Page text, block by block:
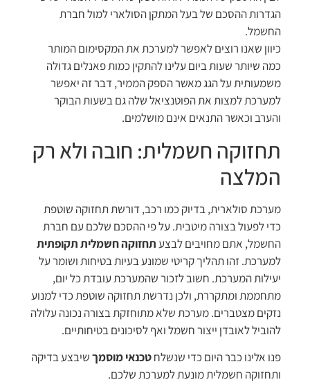
הגדרות ההסכם של בעל המתקן הסולארי למול חברת
החשמל.
כיוון שאנו רוצים לאפשר למערכת את המקסימום המותר
כמה שיותר שעות ביום עלינו להתקין כמות פאנלים גדולה
משמעותית על הגג מאשר הספק הממיר, דבר זה יאפשר
למערכת למצות את הפוטנציאל שלה גם בשעות הבוקר
והערב וכאשר התנאים אינם מושלמים.
תחזוקה חשמלית: חובה ולא רק
המלצה
מערכת סולארית, בדיוק כמו רכב, דורשת תחזוקה שוטפת
כדי לפעול בצורה מיטבית. על פי ההסכם שלכם עם חברת
החשמל, אתם מחויבים לבצעתחזוקה חשמלית תקופתית
למערכת. זהו תהליך קריטי שמונע בעיות בטיחות ושומר על
יעילות המערכת. חשוב לזכור שהמערכת עובדת כל יום,
מתחממת ומתקררת, ולכן נדרשת תחזוקה שוטפת כדי למנוע
נזקים מצטברים. מערכת שלא מתוחזקת בצורה נכונה עלולה
להוביל לאובדן ייצור חשמל ואף לסיכונים בטיחותיים.
פנו אלינו כבר היום כדי שנשלחטכנאי מוסמךשיבצע בדיקה
ותחזוקה חשמלית מונעת למערכת שלכם.